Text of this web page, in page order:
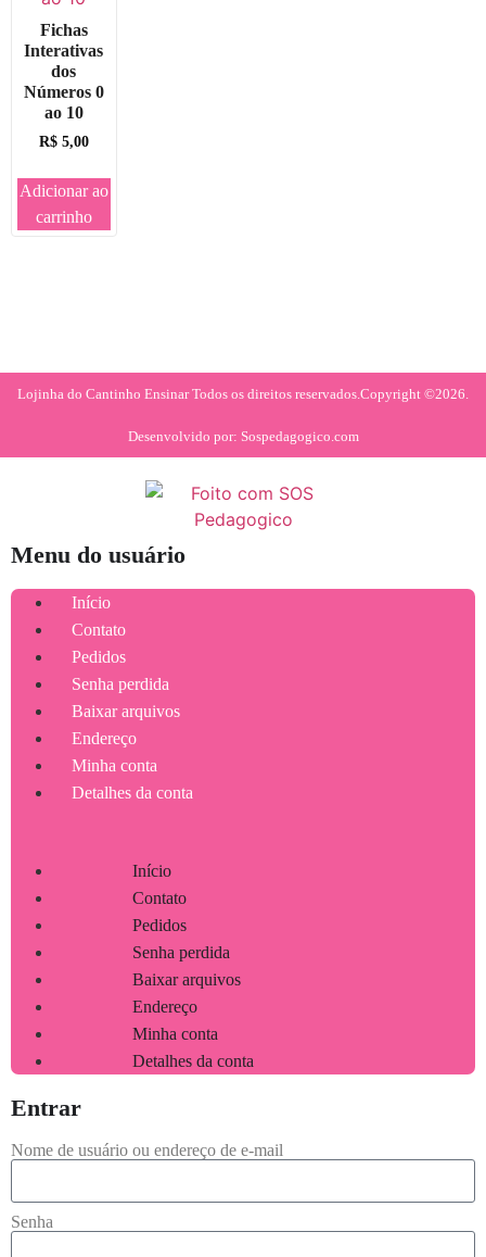
Fichas
Interativas
dos
Números 0
ao 10
R$5,00
Adicionar ao
carrinho
Lojinha do Cantinho Ensinar Todos os direitos reservados.Copyright ©2026.
Desenvolvido por: Sospedagogico.com
Menu do usuário
Início
Contato
Pedidos
Senha perdida
Baixar arquivos
Endereço
Minha conta
Detalhes da conta
Início
Contato
Pedidos
Senha perdida
Baixar arquivos
Endereço
Minha conta
Detalhes da conta
Entrar
Nome de usuário ou endereço de e-mail
Senha